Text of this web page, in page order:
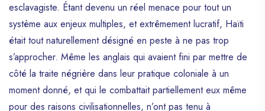
esclavagiste. Étant devenu un réel menace pour tout un
système aux enjeux multiples, et extrêmement lucratif, Haïti
était tout naturellement désigné en peste à ne pas trop
s’approcher. Même les anglais qui avaient fini par mettre de
côté la traite négrière dans leur pratique coloniale à un
moment donné, et qui le combattait partiellement eux même
pour des raisons civilisationnelles, n’ont pas tenu à